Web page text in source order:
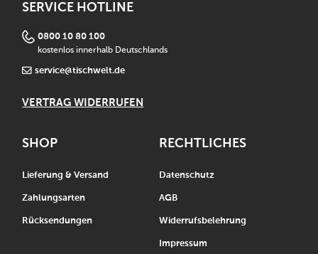
SERVICE HOTLINE
0800 10 80 100
kostenlos innerhalb Deutschlands
service@tischwelt.de
VERTRAG WIDERRUFEN
SHOP
Lieferung & Versand
Zahlungsarten
Rücksendungen
RECHTLICHES
Datenschutz
AGB
Widerrufsbelehrung
Impressum